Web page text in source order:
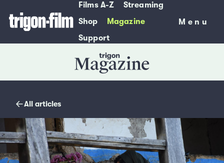
Films A-Z
Streaming
Shop
Magazine
Support
Menu
Menu
Magazine
All articles